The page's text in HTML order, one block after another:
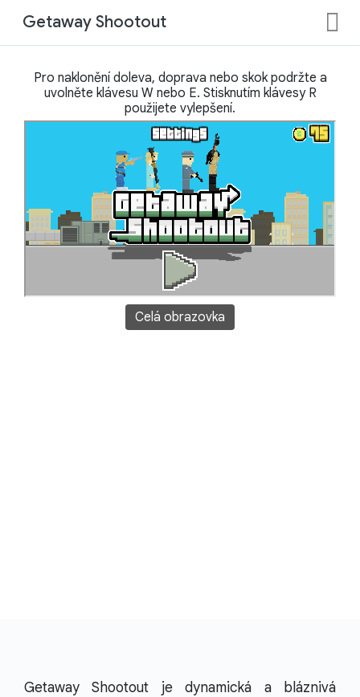
Getaway Shootout
Pro naklonění doleva, doprava nebo skok podržte a
uvolněte klávesu W nebo E. Stisknutím klávesy R
použijete vylepšení.
Celá obrazovka
Getaway Shootout je dynamická a bláznivá